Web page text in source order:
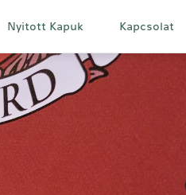
Nyitott Kapuk Kapcsolat